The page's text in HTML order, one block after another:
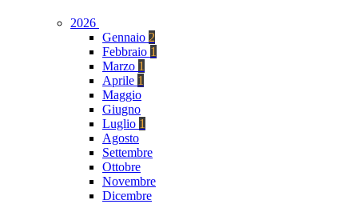
2026
Gennaio 2
Febbraio 1
Marzo 1
Aprile 1
Maggio
Giugno
Luglio 1
Agosto
Settembre
Ottobre
Novembre
Dicembre